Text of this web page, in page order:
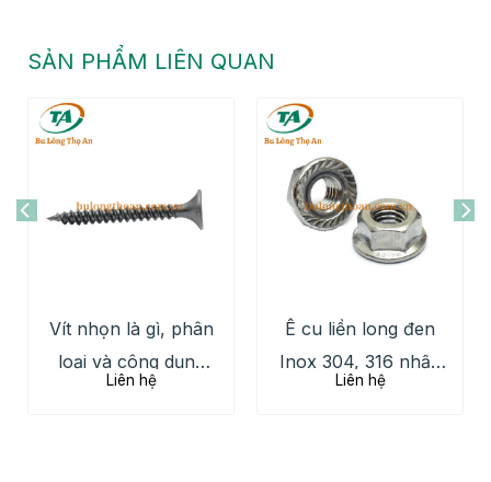
SẢN PHẨM LIÊN QUAN
Vít nhọn là gì, phân
loại và công dụng
chi tiết
Liên hệ
Ê cu liền long đen
Inox 304, 316 nhập
khẩu giá tốt, hàng
Liên hệ